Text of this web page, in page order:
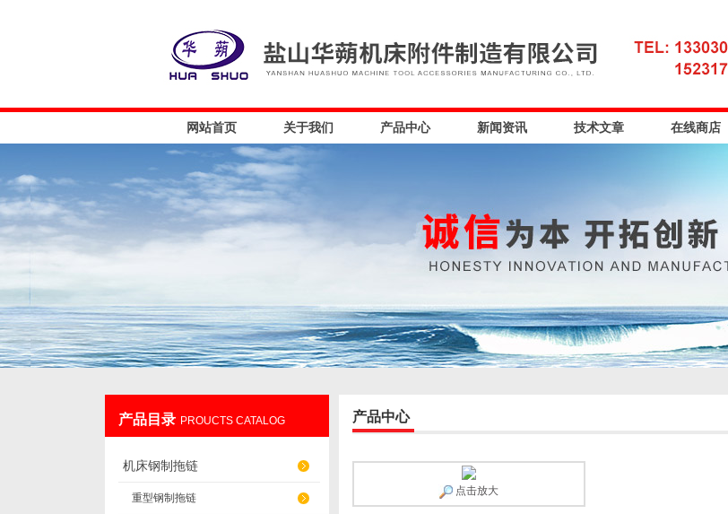
网站首页 关于我们 产品中心 新闻资讯 技术文章 在线商店
产品目录 PROUCTS CATALOG
机床钢制拖链
重型钢制拖链
产品中心
点击放大